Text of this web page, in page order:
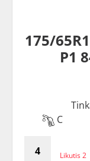
175/
P1
C
Likutis 2